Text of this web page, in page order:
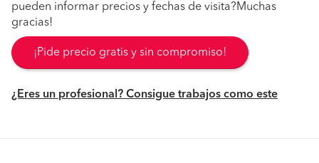
pueden informar precios y fechas de visita?Muchas
gracias!
¡Pide precio gratis y sin compromiso!
¿Eres un profesional? Consigue trabajos como este